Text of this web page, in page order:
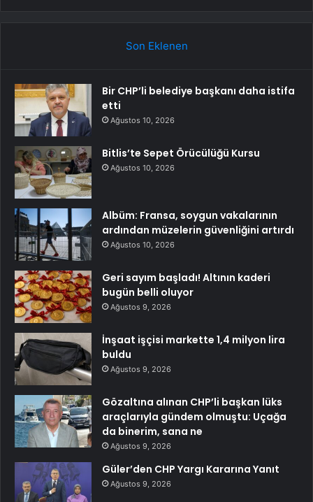
Son Eklenen
Bir CHP’li belediye başkanı daha istifa
etti
Ağustos 10, 2026
Bitlis’te Sepet Örücülüğü Kursu
Ağustos 10, 2026
Albüm: Fransa, soygun vakalarının
ardından müzelerin güvenliğini artırdı
Ağustos 10, 2026
Geri sayım başladı! Altının kaderi
bugün belli oluyor
Ağustos 9, 2026
İnşaat işçisi markette 1,4 milyon lira
buldu
Ağustos 9, 2026
Gözaltına alınan CHP’li başkan lüks
araçlarıyla gündem olmuştu: Uçağa
da binerim, sana ne
Ağustos 9, 2026
Güler’den CHP Yargı Kararına Yanıt
Ağustos 9, 2026